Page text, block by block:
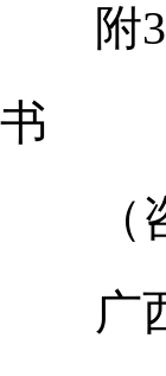
附3.
书
（咨
广西